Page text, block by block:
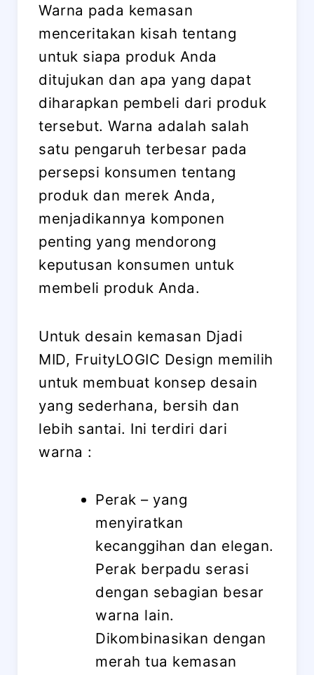
Warna pada kemasan
menceritakan kisah tentang
untuk siapa produk Anda
ditujukan dan apa yang dapat
diharapkan pembeli dari produk
tersebut. Warna adalah salah
satu pengaruh terbesar pada
persepsi konsumen tentang
produk dan merek Anda,
menjadikannya komponen
penting yang mendorong
keputusan konsumen untuk
membeli produk Anda.
Untuk desain kemasan Djadi
MID, FruityLOGIC Design memilih
untuk membuat konsep desain
yang sederhana, bersih dan
lebih santai. Ini terdiri dari
warna :
Perak – yang
menyiratkan
kecanggihan dan elegan.
Perak berpadu serasi
dengan sebagian besar
warna lain.
Dikombinasikan dengan
merah tua kemasan